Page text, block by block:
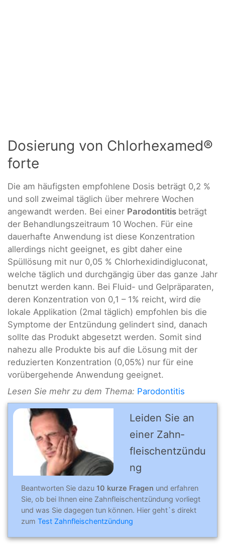
Dosierung von Chlorhexamed®
forte
Die am häufigsten empfohlene Dosis beträgt 0,2 %
und soll zweimal täglich über mehrere Wochen
angewandt werden. Bei einer Parodontitis beträgt
der Behandlungszeitraum 10 Wochen. Für eine
dauerhafte Anwendung ist diese Konzentration
allerdings nicht geeignet, es gibt daher eine
Spüllösung mit nur 0,05 % Chlorhexidindigluconat,
welche täglich und durchgängig über das ganze Jahr
benutzt werden kann. Bei Fluid- und Gelpräparaten,
deren Konzentration von 0,1 – 1% reicht, wird die
lokale Applikation (2mal täglich) empfohlen bis die
Symptome der Entzündung gelindert sind, danach
sollte das Produkt abgesetzt werden. Somit sind
nahezu alle Produkte bis auf die Lösung mit der
reduzierten Konzentration (0,05%) nur für eine
vorübergehende Anwendung geeignet.
Lesen Sie mehr zu dem Thema: Parodontitis
Leiden Sie an
einer Zahn­
fleischentzündu
ng
Beantworten Sie dazu 10 kurze Fragen und erfahren
Sie, ob bei Ihnen eine Zahnfleischentzündung vorliegt
und was Sie dagegen tun können. Hier geht`s direkt
zum Test Zahnfleischentzündung